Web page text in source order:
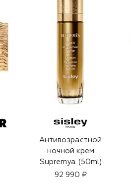
Антивозрастной
ночной крем
Supremya (50ml)
92 990 ₽